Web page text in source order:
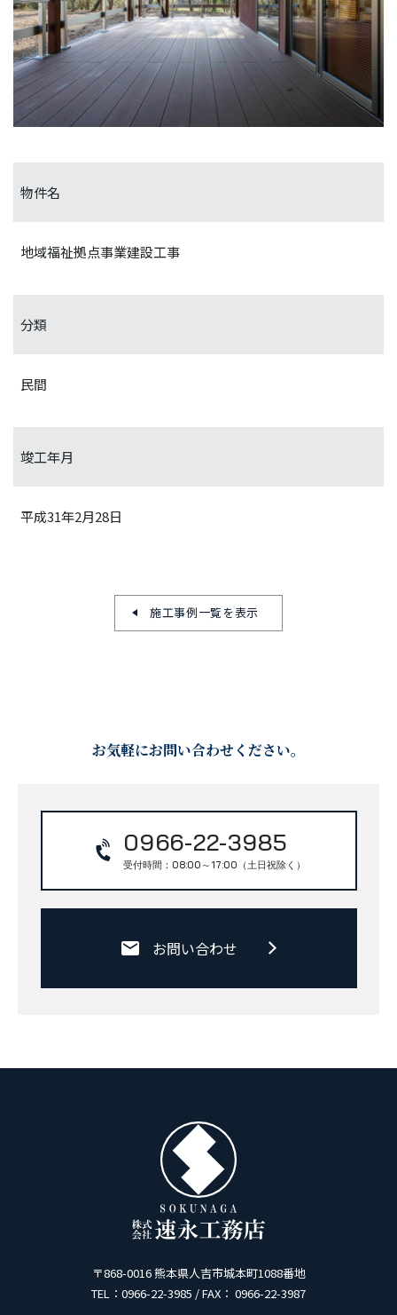
物件名
地域福祉拠点事業建設工事
分類
民間
竣工年月
平成31年2月28日
施工事例一覧を表示
お気軽にお問い合わせください。
0966-22-3985
受付時間：08:00～17:00（土日祝除く）
お問い合わせ
〒868-0016 熊本県人吉市城本町1088番地
TEL：0966-22-3985 / FAX： 0966-22-3987